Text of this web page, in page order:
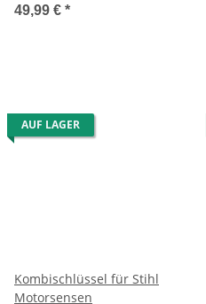
49,99 € *
AUF LAGER
Kombischlüssel für Stihl
Motorsensen